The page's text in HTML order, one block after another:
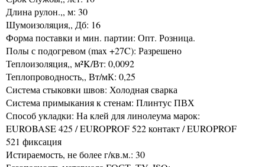
Длина рулон.,, м: 30
Шумоизоляция,, Дб: 16
Форма поставки и мин. партии: Опт. Розница.
Полы с подогревом (max +27C): Разрешено
Теплоизоляция,, м²K/Вт: 0,0092
Теплопроводность,, Вт/мК: 0,25
Система стыковки швов: Холодная сварка
Система примыкания к стенам: Плинтус ПВХ
Способ укладки: На клей для линолеума марок:
EUROBASE 425 / EUROPROF 522 контакт / EUROPROF
521 фиксация
Истираемость, не более г/кв.м.: 30